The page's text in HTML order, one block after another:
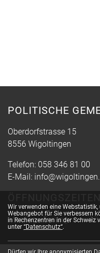
POLITISCHE
Oberdorfstrasse 15
8556 Wigoltingen
Telefon: 058 346 81 00
E-Mail:
Montag - Freitag
Webstatistik
Wir verwenden eine
Webangebot für Sie verbessern
in Rechenzentren in der
unter “Datenschutz“.